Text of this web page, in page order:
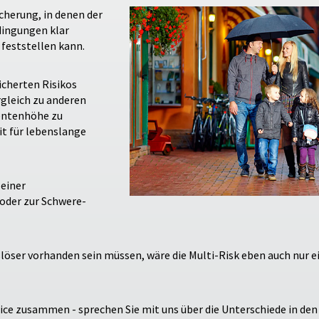
in denen der
klar
feststellen kann.
Risikos
zu anderen
zu
für lebenslange
zur Schwere-
vorhanden sein müssen, wäre die Multi-Risk eben auch nur
zusammen - sprechen Sie mit uns über die Unterschiede in